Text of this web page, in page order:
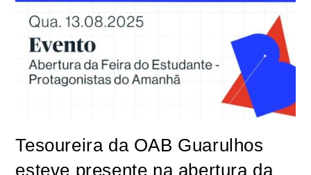
Tesoureira da OAB Guarulhos
esteve presente na abertura da